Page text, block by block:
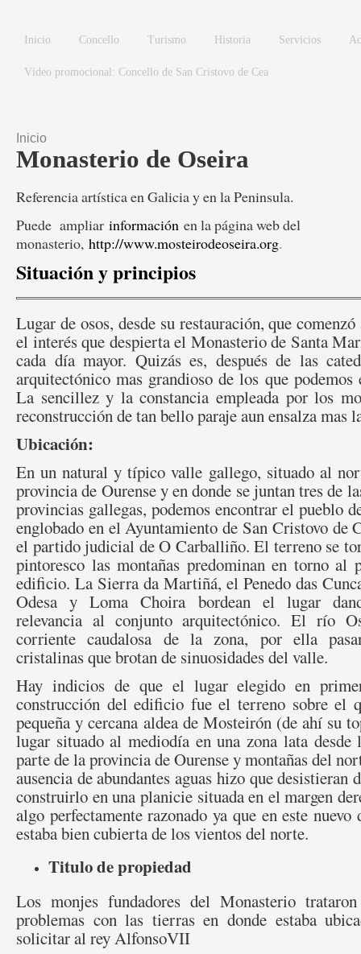
Inicio Concello Turismo Historia Servicios
Vídeo promocional: Concello de San Cristovo de Cea
Se encuentra usted aquí
Inicio
Monasterio de Oseira
Referencia artística en Galicia y en la Peninsula.
Puede ampliar información en la página web del
monasterio, http://www.mosteirodeoseira.org.
Situación y principios
Lugar de osos, desde su restauración, que
el interés que despierta el Monasterio de Santa
cada día mayor. Quizás es, después de las
arquitectónico mas grandioso de los que
La sencillez y la constancia empleada por los
reconstrucción de tan bello paraje aun ensalza mas
Ubicación:
En un natural y típico valle gallego, situado al
provincia de Ourense y en donde se juntan tres de
provincias gallegas, podemos encontrar el pueblo
englobado en el Ayuntamiento de San Cristovo de
el partido judicial de O Carballiño. El terreno se
pintoresco las montañas predominan en torno al
edificio. La Sierra da Martiñá, el Penedo das
Odesa y Loma Choira bordean el lugar
relevancia al conjunto arquitectónico. El río
corriente caudalosa de la zona, por ella
cristalinas que brotan de sinuosidades del valle.
Hay indicios de que el lugar elegido en
construcción del edificio fue el terreno sobre el
pequeña y cercana aldea de Mosteirón (de ahí su
lugar situado al mediodía en una zona lata desde
parte de la provincia de Ourense y montañas del
ausencia de abundantes aguas hizo que desistieran
construirlo en una planicie situada en el margen
algo perfectamente razonado ya que en este
estaba bien cubierta de los vientos del norte.
Titulo de propiedad
Los monjes fundadores del Monasterio
problemas con las tierras en donde estaba
solicitar al rey AlfonsoVII